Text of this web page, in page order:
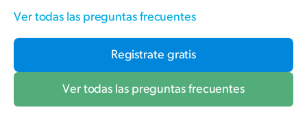
Ver todas las preguntas frecuentes
Registrate gratis
Ver todas las preguntas frecuentes